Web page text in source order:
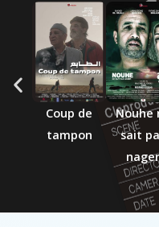
Coup de
tampon
Nouhe
sait
nager